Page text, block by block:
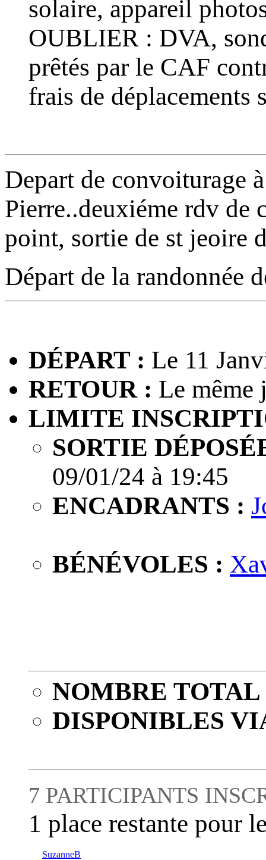
solaire, appareil
OUBLIER : DVA,
prêtés par le CAF
frais de déplacements
Depart de convoiturage
Pierre..deuxiéme rdv de
point, sortie de st jeoire
Départ de la randonnée
DÉPART : Le 11
RETOUR : Le même
LIMITE
SORTIE
09/01/24 à 19:45
ENCADRANTS :
BÉNÉVOLES :
NOMBRE TOTAL
DISPONIBLES
7 PARTICIPANTS
1 place restante pour
SuzanneB